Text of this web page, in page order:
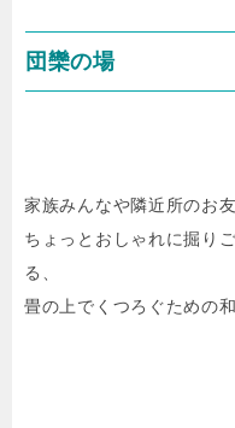
団欒の場
家族みんなや隣近所のお
ちょっとおしゃれに掘り
る、
畳の上でくつろぐための